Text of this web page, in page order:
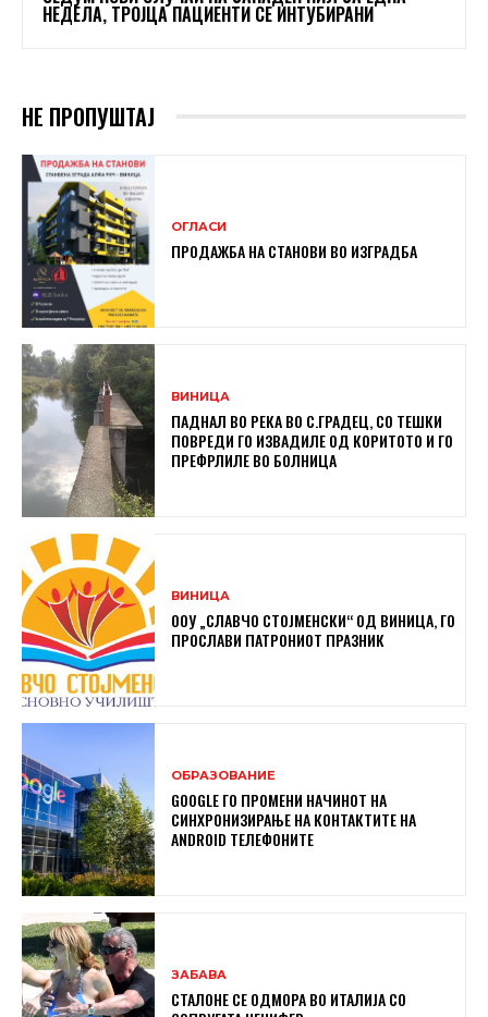
НЕДЕЛА, ТРОЈЦА ПАЦИЕНТИ СЕ ИНТУБИРАНИ
НЕ ПРОПУШТАЈ
ОГЛАСИ
ПРОДАЖБА НА СТАНОВИ ВО ИЗГРАДБА
ВИНИЦА
ПАДНАЛ ВО РЕКА ВО С.ГРАДЕЦ, СО ТЕШКИ
ПОВРЕДИ ГО ИЗВАДИЛЕ ОД КОРИТОТО И ГО
ПРЕФРЛИЛЕ ВО БОЛНИЦА
ВИНИЦА
ООУ „СЛАВЧО СТОЈМЕНСКИ“ ОД ВИНИЦА, ГО
ПРОСЛАВИ ПАТРОНИОТ ПРАЗНИК
ОБРАЗОВАНИЕ
GOOGLE ГО ПРОМЕНИ НАЧИНОТ НА
СИНХРОНИЗИРАЊЕ НА КОНТАКТИТЕ НА
ANDROID ТЕЛЕФОНИТЕ
ЗАБАВА
СТАЛОНЕ СЕ ОДМОРА ВО ИТАЛИЈА СО